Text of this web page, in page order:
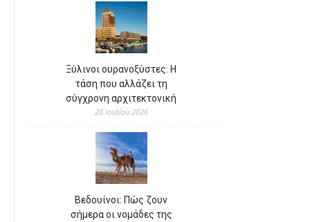
Ξύλινοι ουρανοξύστες: Η
τάση που αλλάζει τη
σύγχρονη αρχιτεκτονική
28 Ιουλίου 2026
Βεδουίνοι: Πώς ζουν
σήμερα οι νομάδες της